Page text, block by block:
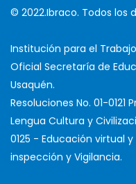
© 2022.Ibraco. Todos los
Institución para el
Oficial Secretaría de
Usaquén.
Resoluciones No. 01-
Lengua Cultura y
0125 - Educación virtual
inspección y Vigilancia.